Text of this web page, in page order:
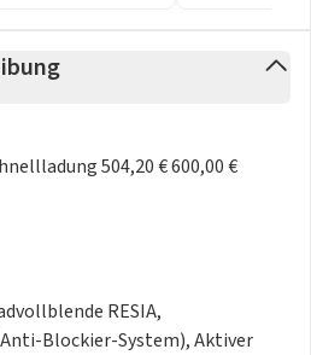
504,20 € 600,00 €
RESIA,
Blockier-System), Aktiver